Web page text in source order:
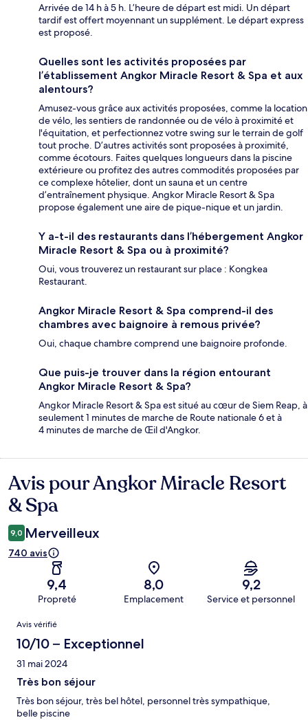
Arrivée de 14 h à 5 h. L’heure de départ est midi. Un départ
tardif est offert moyennant un supplément. Le départ express
est proposé.
Quelles sont les activités proposées par
l’établissement Angkor Miracle Resort & Spa et aux
alentours?
Amusez-vous grâce aux activités proposées, comme la location
de vélo, les sentiers de randonnée ou de vélo à proximité et
l'équitation, et perfectionnez votre swing sur le terrain de golf
tout proche. D’autres activités sont proposées à proximité,
comme écotours. Faites quelques longueurs dans la piscine
extérieure ou profitez des autres commodités proposées par
ce complexe hôtelier, dont un sauna et un centre
d’entraînement physique. Angkor Miracle Resort & Spa
propose également une aire de pique-nique et un jardin.
Y a-t-il des restaurants dans l’hébergement Angkor
Miracle Resort & Spa ou à proximité?
Oui, vous trouverez un restaurant sur place : Kongkea
Restaurant.
Angkor Miracle Resort & Spa comprend-il des
chambres avec baignoire à remous privée?
Oui, chaque chambre comprend une baignoire profonde.
Que puis-je trouver dans la région entourant
Angkor Miracle Resort & Spa?
Angkor Miracle Resort & Spa est situé au cœur de Siem Reap, à
seulement 1 minutes de marche de Route nationale 6 et à
4 minutes de marche de Œil d'Angkor.
Avis
Avis pour Angkor Miracle Resort
& Spa
9,0 Merveilleux
740 avis
9,4
Propreté
8,0
Emplacement
9,2
Service et personnel
Avis
Avis vérifié
10/10 – Exceptionnel
31 mai 2024
Très bon séjour
Très bon séjour, très bel hôtel, personnel très sympathique,
belle piscine